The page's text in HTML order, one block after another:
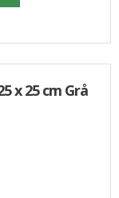
x 25 cm Grå